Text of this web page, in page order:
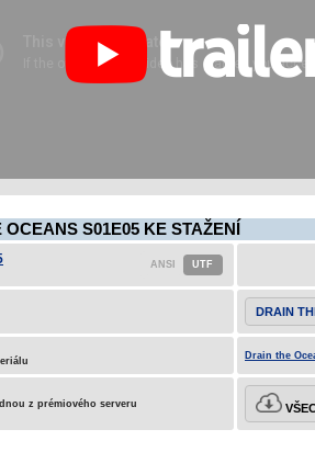
S01E05 KE STAŽENÍ
DRAIN
Drain the
z prémiového serveru